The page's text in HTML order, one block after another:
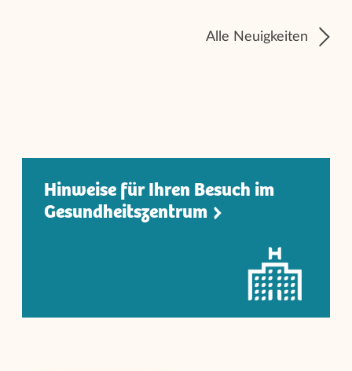
Alle Neuigkeiten
Hinweise für Ihren Besuch im
Gesundheitszentrum